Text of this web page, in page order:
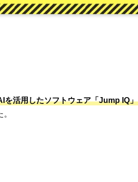
を活用したソフトウェア「Jump IQ」